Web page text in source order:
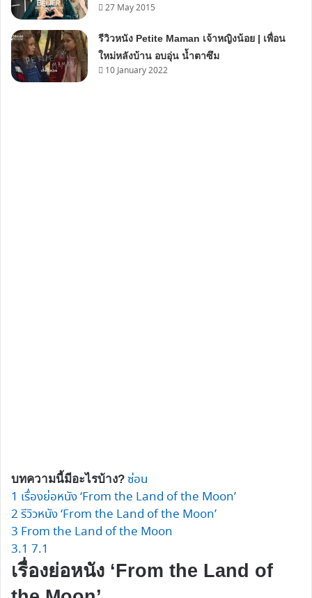
27 May 2015
รีวิวหนัง Petite Maman เจ้าหญิงน้อย | เพื่อน
ใหม่หลังบ้าน อบอุ่น น้ำตาซึม
10 January 2022
บทความนี้มีอะไรบ้าง? ซ่อน
1 เรื่องย่อหนัง ‘From the Land of the Moon’
2 รีวิวหนัง ‘From the Land of the Moon’
3 From the Land of the Moon
3.1 7.1
เรื่องย่อหนัง ‘From the Land of